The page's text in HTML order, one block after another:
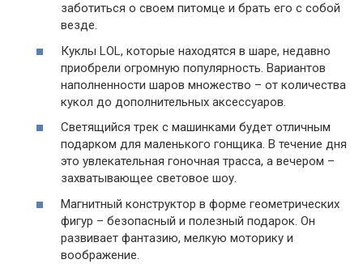
заботиться о своем питомце и брать его с собой
везде.
Куклы LOL, которые находятся в шаре, недавно
приобрели огромную популярность. Вариантов
наполненности шаров множество – от количества
кукол до дополнительных аксессуаров.
Светящийся трек с машинками будет отличным
подарком для маленького гонщика. В течение дня
это увлекательная гоночная трасса, а вечером –
захватывающее световое шоу.
Магнитный конструктор в форме геометрических
фигур – безопасный и полезный подарок. Он
развивает фантазию, мелкую моторику и
воображение.